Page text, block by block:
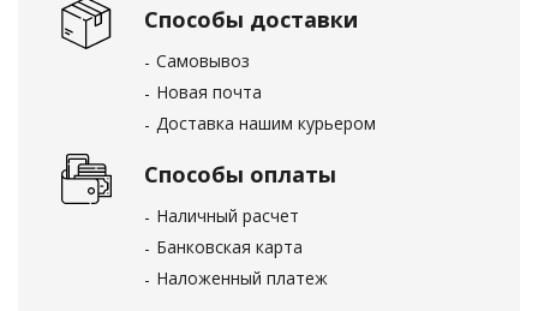
Способы доставки
Самовывоз
Новая почта
Доставка нашим курьером
Способы оплаты
Наличный расчет
Банковская карта
Наложенный платеж